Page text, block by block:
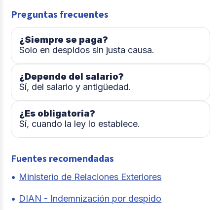
Preguntas frecuentes
¿Siempre se paga?
Solo en despidos sin justa causa.
¿Depende del salario?
Sí, del salario y antigüedad.
¿Es obligatoria?
Sí, cuando la ley lo establece.
Fuentes recomendadas
Ministerio de Relaciones Exteriores
DIAN - Indemnización por despido